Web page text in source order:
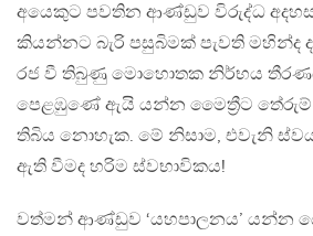
අයෙකුට පවතින ආණ්ඩුව විරුද්ධ
කියන්නට බැරි පසුබිමක් පැවති මහින්ද
රජ වී තිබුණු මොහොතක නිර්භය
පෙළඹුණේ ඇයි යන්න මෛත්‍රීට තේරුම්
තිබිය නොහැක. මේ නිසාම, එවැනි
ඇති වීමද හරිම ස්වභාවිකය!
වත්මන් ආණ්ඩුව ‘යහපාලනය’ යන්න